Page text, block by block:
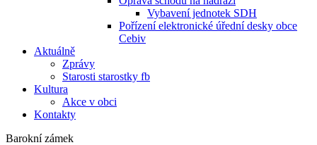
Vybavení jednotek SDH
Pořízení elektronické úřední desky obce
Cebiv
Aktuálně
Zprávy
Starosti starostky fb
Kultura
Akce v obci
Kontakty
Barokní zámek